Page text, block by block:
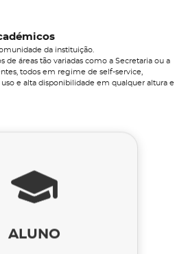
da instituição.
de áreas tão variadas como a Secretaria ou a
todos em regime de self-service,
e alta disponibilidade em qualquer altura e
ALUNO